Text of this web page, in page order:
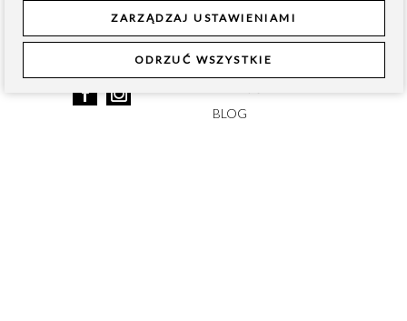
O NAS
PRODUCENT CHOINEK
JAKOŚĆ ROYAL
BLOG
ZARZĄDZAJ USTAWIENIAMI
ODRZUĆ WSZYSTKIE